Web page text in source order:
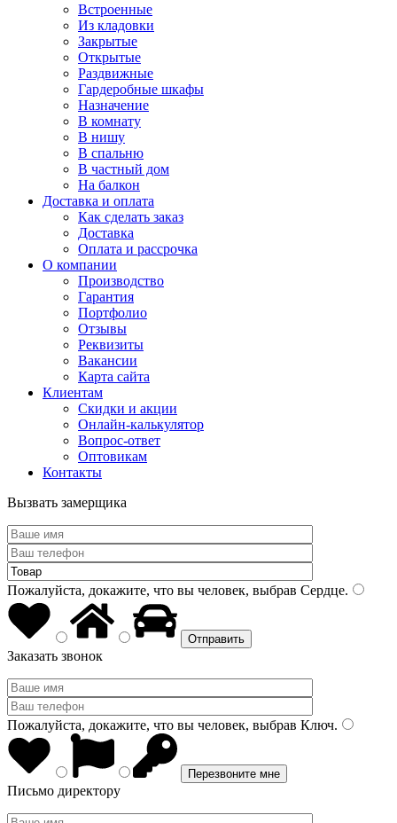
Встроенные
Из кладовки
Закрытые
Открытые
Раздвижные
Гардеробные шкафы
Назначение
В комнату
В нишу
В спальню
В частный дом
На балкон
Доставка и оплата
Как сделать заказ
Доставка
Оплата и рассрочка
О компании
Производство
Гарантия
Портфолио
Отзывы
Реквизиты
Вакансии
Карта сайта
Клиентам
Скидки и акции
Онлайн-калькулятор
Вопрос-ответ
Оптовикам
Контакты
Вызвать замерщика
Пожалуйста, докажите, что вы человек, выбрав Сердце.
Заказать звонок
Пожалуйста, докажите, что вы человек, выбрав Ключ.
Письмо директору